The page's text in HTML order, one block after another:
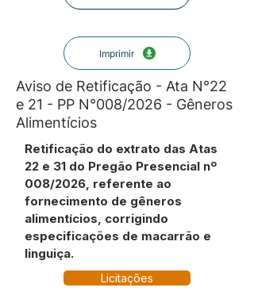
Imprimir
Aviso de Retificação - Ata N°22
e 21 - PP N°008/2026 - Gêneros
Alimentícios
Retificação do extrato das Atas
22 e 31 do Pregão Presencial nº
008/2026, referente ao
fornecimento de gêneros
alimentícios, corrigindo
especificações de macarrão e
linguiça.
Licitações